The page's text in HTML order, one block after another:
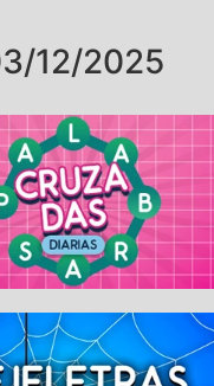
12/2025